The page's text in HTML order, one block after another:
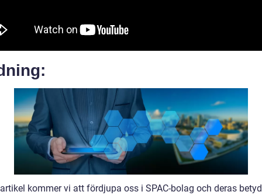
kommer vi att fördjupa oss i SPAC-bolag och deras